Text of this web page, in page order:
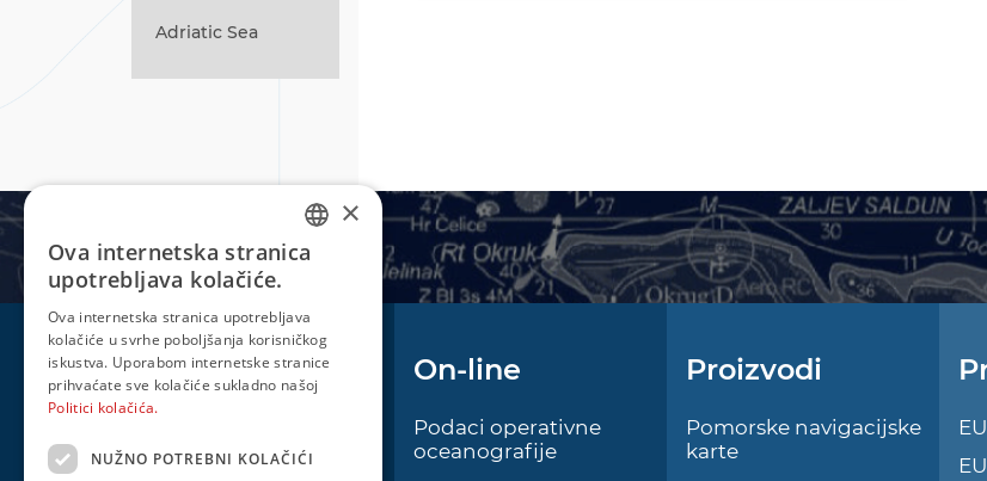
Adriatic Sea
Plovidba
Navigacijski radiooglasi
On-line
Podaci operativne
oceanografije
Proizvodi
Pomorske navigacijske
karte
CROATIAN
×
Ova internetska stranica
upotrebljava kolačiće.
Ova internetska stranica upotrebljava
kolačiće u svrhe poboljšanja korisničkog
iskustva. Uporabom internetske stranice
prihvaćate sve kolačiće sukladno našoj
Politici kolačića.
NUŽNO POTREBNI KOLAČIĆI